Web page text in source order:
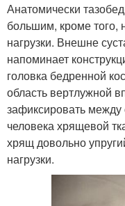
Анатомически
большим, кроме того,
нагрузки. Внешне
напоминает
головка бедренной
область вертлужной
зафиксировать между
человека хрящевой
хрящ довольно
нагрузки.